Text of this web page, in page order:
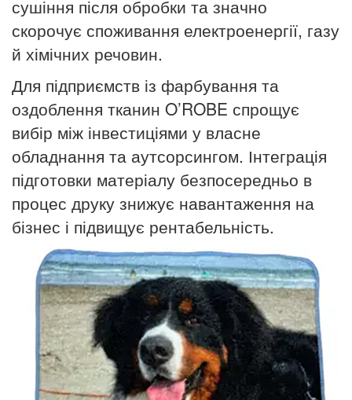
сушіння після обробки та значно
скорочує споживання електроенергії, газу
й хімічних речовин.
Для підприємств із фарбування та
оздоблення тканин O’ROBE спрощує
вибір між інвестиціями у власне
обладнання та аутсорсингом. Інтеграція
підготовки матеріалу безпосередньо в
процес друку знижує навантаження на
бізнес і підвищує рентабельність.